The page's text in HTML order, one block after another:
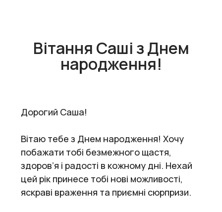
Вітання Саші з Днем
народження!
Дорогий Саша!
Вітаю тебе з Днем народження! Хочу
побажати тобі безмежного щастя,
здоров’я і радості в кожному дні. Нехай
цей рік принесе тобі нові можливості,
яскраві враження та приємні сюрпризи.